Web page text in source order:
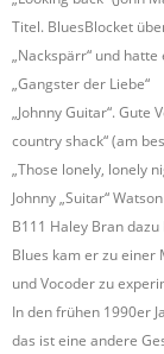
Titel. BluesBlocket
„Nackspärr“ und
„Gangster der Liebe“
„Johnny Guitar“. Gute
country shack“ (am
„Those lonely, lonely
Johnny „Suitar“
B111 Haley Bran
Blues kam er zu einer
und Vocoder zu
In den frühen 1990er
das ist eine andere